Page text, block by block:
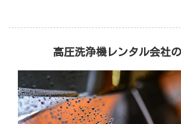
高圧洗浄機レンタル会社